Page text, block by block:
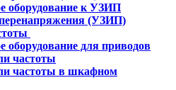
оборудование к УЗИП
(УЗИП)
оборудование для приводов
частоты
частоты в шкафном